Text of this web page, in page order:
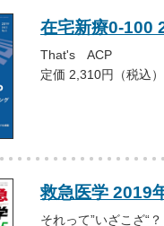
在宅新療0-100
That's ACP
定価 2,310円（税込）
救急医学 2019
それって”いざこざ“？